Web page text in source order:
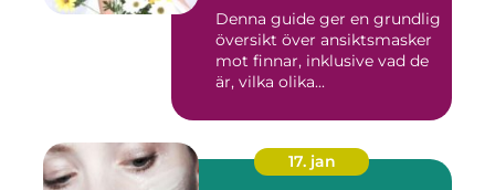
Denna guide ger en grundlig
översikt över ansiktsmasker
mot finnar, inklusive vad de
är, vilka olika...
17. jan